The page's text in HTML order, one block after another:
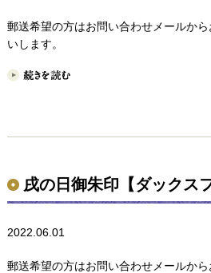
郵送希望の方はお問い合わせメールから
いします。
戌の日御朱印【ダックス
2022.06.01
郵送希望の方はお問い合わせメールから